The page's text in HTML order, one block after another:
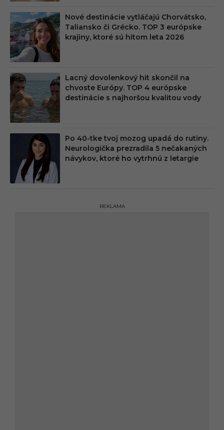
Nové destinácie vytláčajú Chorvátsko,
Taliansko či Grécko. TOP 3 európske
krajiny, ktoré sú hitom leta 2026
Lacný dovolenkový hit skončil na
chvoste Európy. TOP 4 európske
destinácie s najhoršou kvalitou vody
Po 40-tke tvoj mozog upadá do rutiny.
Neurologička prezradila 5 nečakaných
návykov, ktoré ho vytrhnú z letargie
REKLAMA